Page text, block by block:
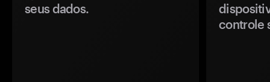
seus dados.
controle